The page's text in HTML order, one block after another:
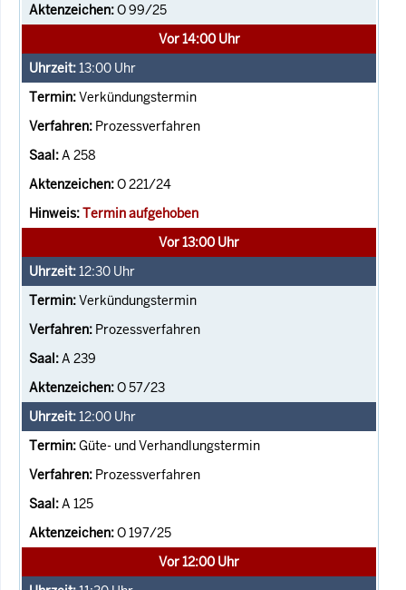
O 99/25
Vor 14:00 Uhr
13:00 Uhr
Verkündungstermin
Prozessverfahren
A 258
O 221/24
Termin aufgehoben
Vor 13:00 Uhr
12:30 Uhr
Verkündungstermin
Prozessverfahren
A 239
O 57/23
12:00 Uhr
Güte- und Verhandlungstermin
Prozessverfahren
A 125
O 197/25
Vor 12:00 Uhr